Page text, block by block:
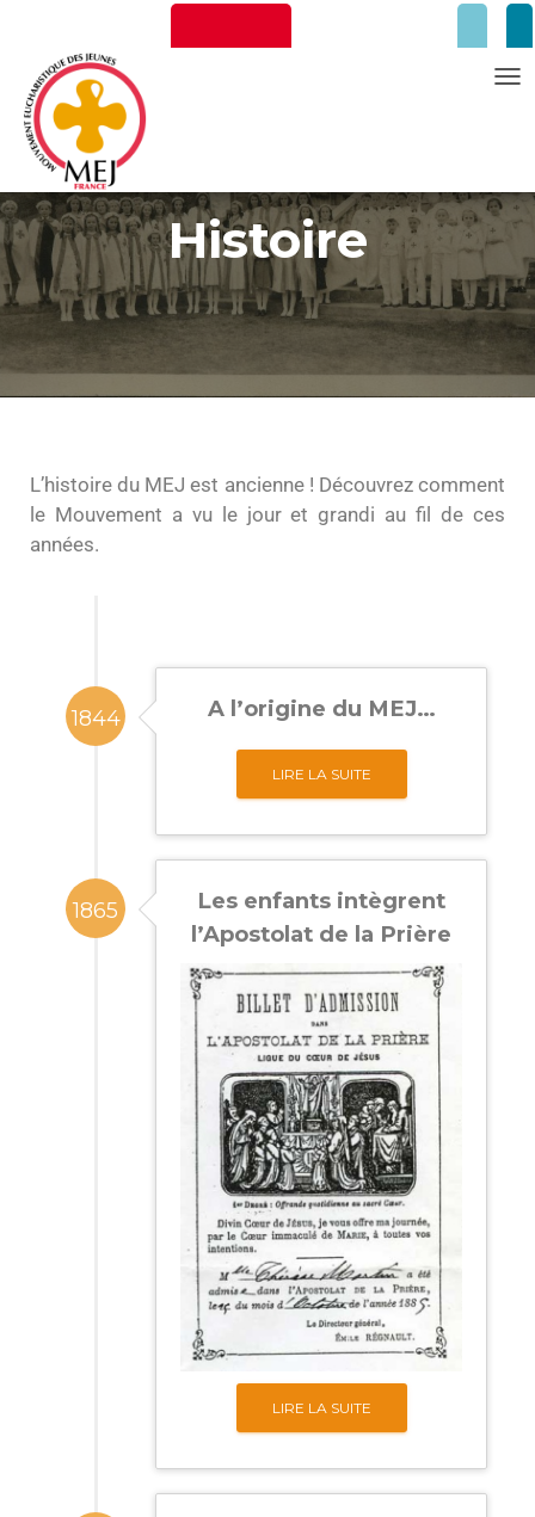
Newsletter Faire un don
G
L
N
A
G
Histoire
L’histoire du MEJ est ancienne ! Découvrez comment
le Mouvement a vu le jour et grandi au fil de ces
années.
1844 A l’origine du MEJ…
LIRE LA SUITE
1865
Les enfants intègrent
l’Apostolat de la Prière
LIRE LA SUITE